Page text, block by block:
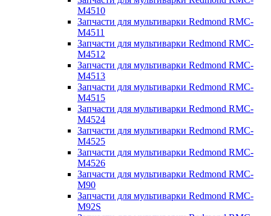
M4510
Запчасти для мультиварки Redmond RMC-
M4511
Запчасти для мультиварки Redmond RMC-
M4512
Запчасти для мультиварки Redmond RMC-
M4513
Запчасти для мультиварки Redmond RMC-
M4515
Запчасти для мультиварки Redmond RMC-
M4524
Запчасти для мультиварки Redmond RMC-
M4525
Запчасти для мультиварки Redmond RMC-
M4526
Запчасти для мультиварки Redmond RMC-
M90
Запчасти для мультиварки Redmond RMC-
M92S